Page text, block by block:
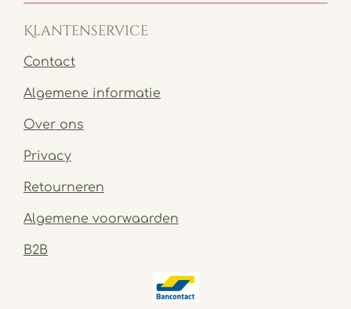
Klantenservice
Contact
Algemene informatie
Over ons
Privacy
Retourneren
Algemene voorwaarden
B2B